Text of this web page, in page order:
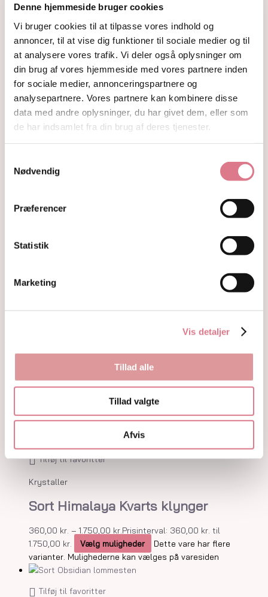
Denne hjemmeside bruger cookies
Vi bruger cookies til at tilpasse vores indhold og
annoncer, til at vise dig funktioner til sociale medier og til
at analysere vores trafik. Vi deler også oplysninger om
din brug af vores hjemmeside med vores partnere inden
for sociale medier, annonceringspartnere og
analysepartnere. Vores partnere kan kombinere disse
data med andre oplysninger, du har givet dem, eller som
de har indsamlet fra din brug af deres tjenester.
Nødvendig
Præferencer
Statistik
Marketing
Vis detaljer
Tillad alle
Tillad valgte
Afvis
Fyrfadsholdere
Krystaller opdelt efter farve
Hvide og farveløse krystaller
Lilla og lavendel krystaller
Blå og indigo krystaller
Grønne krystaller
Pink og fersken krystaller
Gule og guld krystaller
Røde, orange og kobber krystaller
Sorte, brune og grå krystaller
Om
Shop
Viser 205–216 af 229 resultater
Tilføj til favoritter
Krystaller
Sort Himalaya Kvarts klynger
360,00 kr. – 1.750,00 kr. Prisinterval: 360,00 kr. til
1.750,00 kr.
Vælg muligheder
Dette vare har flere
varianter. Mulighederne kan vælges på varesiden
Tilføj til favoritter